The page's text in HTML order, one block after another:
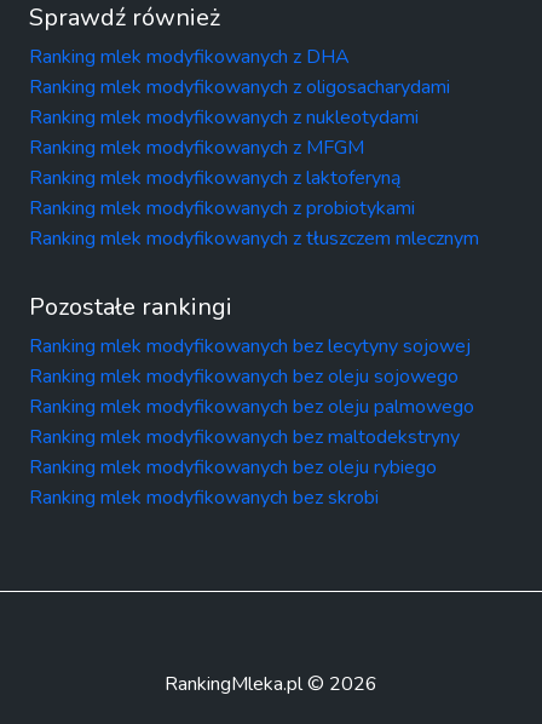
Sprawdź również
Ranking mlek modyfikowanych z DHA
Ranking mlek modyfikowanych z oligosacharydami
Ranking mlek modyfikowanych z nukleotydami
Ranking mlek modyfikowanych z MFGM
Ranking mlek modyfikowanych z laktoferyną
Ranking mlek modyfikowanych z probiotykami
Ranking mlek modyfikowanych z tłuszczem mlecznym
Pozostałe rankingi
Ranking mlek modyfikowanych bez lecytyny sojowej
Ranking mlek modyfikowanych bez oleju sojowego
Ranking mlek modyfikowanych bez oleju palmowego
Ranking mlek modyfikowanych bez maltodekstryny
Ranking mlek modyfikowanych bez oleju rybiego
Ranking mlek modyfikowanych bez skrobi
RankingMleka.pl © 2026